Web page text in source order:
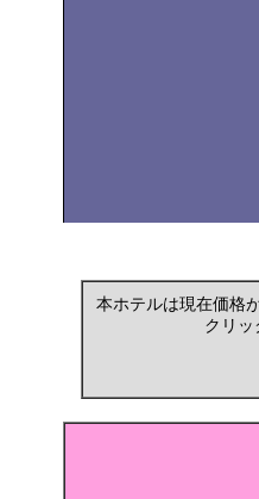
本ホテルは現在価格
クリッ